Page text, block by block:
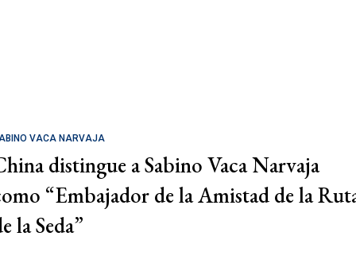
VACA NARVAJA
distingue a Sabino Vaca Narvaja
“Embajador de la Amistad de la
la Seda”